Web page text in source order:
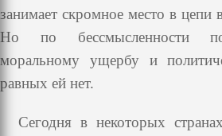
занимает скромное место в цепи
Но по бессмысленности
моральному ущербу и
равных ей нет.
Сегодня в некоторых